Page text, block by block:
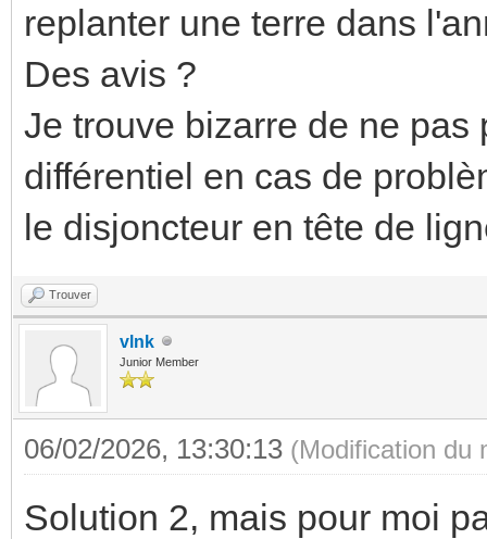
replanter une terre dans
Des avis ?
Je trouve bizarre de ne
différentiel en cas de
le disjoncteur en tête de
Trouver
vlnk
Junior Member
06/02/2026, 13:30:13 (Modification du
Solution 2, mais pour moi